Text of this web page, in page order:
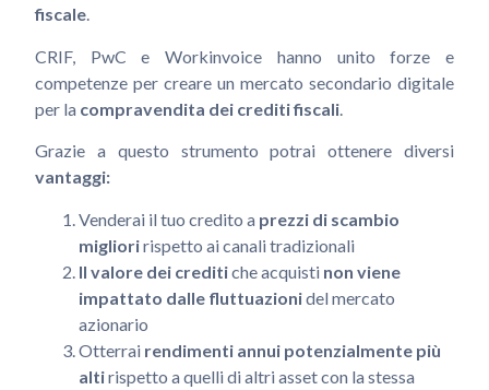
fiscale.
CRIF, PwC e Workinvoice hanno unito forze e
competenze per creare un mercato secondario digitale
per la compravendita dei crediti fiscali.
Grazie a questo strumento potrai ottenere diversi
vantaggi:
Venderai il tuo credito a prezzi di scambio
miglioririspetto ai canali tradizionali
Il valore dei creditiche acquisti non viene
impattato dalle fluttuazionidel mercato
azionario
Otterrai rendimenti annui potenzialmente più
altirispetto a quelli di altri asset con la stessa